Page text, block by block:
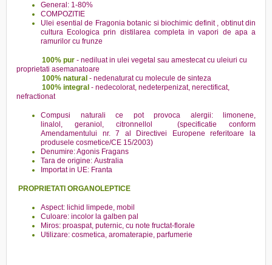
General: 1-80%
COMPOZITIE
Ulei esential de Fragonia botanic si biochimic definit , obtinut din
cultura Ecologica prin distilarea completa in vapori de apa a
ramurilor cu frunze
100% pur - nediluat in ulei vegetal sau amestecat cu uleiuri cu
proprietati asemanatoare
100% natural - nedenaturat cu molecule de sinteza
100% integral - nedecolorat, nedeterpenizat, nerectificat,
nefractionat
Compusi naturali ce pot provoca alergii: limonene,
linalol, geraniol, citronnellol (specificatie conform
Amendamentului nr. 7 al Directivei Europene referitoare la
produsele cosmetice/CE 15/2003)
Denumire: Agonis Fragans
Tara de origine: Australia
Importat in UE: Franta
PROPRIETATI ORGANOLEPTICE
Aspect: lichid limpede, mobil
Culoare: incolor la galben pal
Miros: proaspat, puternic, cu note fructat-florale
Utilizare: cosmetica, aromaterapie, parfumerie